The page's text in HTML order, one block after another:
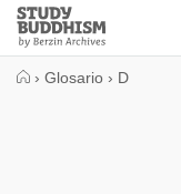
Close
Study
Buddhism
› Glosario › D